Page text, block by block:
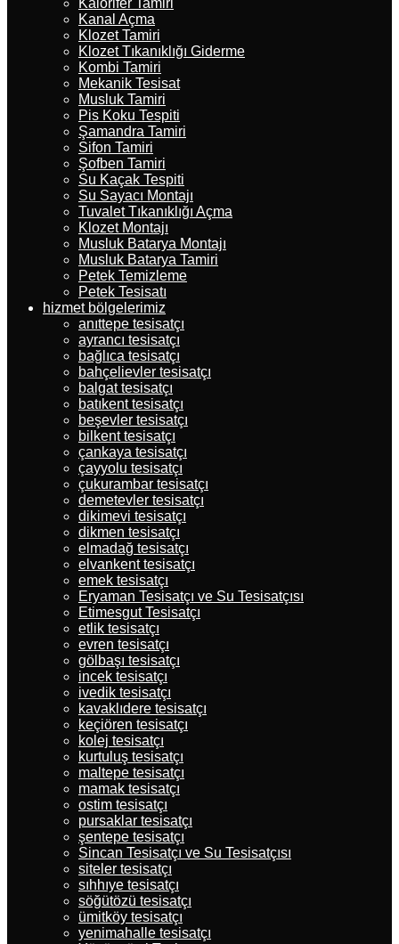
Kalorifer Tamiri
Kanal Açma
Klozet Tamiri
Klozet Tıkanıklığı Giderme
Kombi Tamiri
Mekanik Tesisat
Musluk Tamiri
Pis Koku Tespiti
Şamandra Tamiri
Sifon Tamiri
Şofben Tamiri
Su Kaçak Tespiti
Su Sayacı Montajı
Tuvalet Tıkanıklığı Açma
Klozet Montajı
Musluk Batarya Montajı
Musluk Batarya Tamiri
Petek Temizleme
Petek Tesisatı
hizmet bölgelerimiz
anıttepe tesisatçı
ayrancı tesisatçı
bağlıca tesisatçı
bahçelievler tesisatçı
balgat tesisatçı
batıkent tesisatçı
beşevler tesisatçı
bilkent tesisatçı
çankaya tesisatçı
çayyolu tesisatçı
çukurambar tesisatçı
demetevler tesisatçı
dikimevi tesisatçı
dikmen tesisatçı
elmadağ tesisatçı
elvankent tesisatçı
emek tesisatçı
Eryaman Tesisatçı ve Su Tesisatçısı
Etimesgut Tesisatçı
etlik tesisatçı
evren tesisatçı
gölbaşı tesisatçı
incek tesisatçı
ivedik tesisatçı
kavaklıdere tesisatçı
keçiören tesisatçı
kolej tesisatçı
kurtuluş tesisatçı
maltepe tesisatçı
mamak tesisatçı
ostim tesisatçı
pursaklar tesisatçı
şentepe tesisatçı
Sincan Tesisatçı ve Su Tesisatçısı
siteler tesisatçı
sıhhıye tesisatçı
söğütözü tesisatçı
ümitköy tesisatçı
yenimahalle tesisatçı